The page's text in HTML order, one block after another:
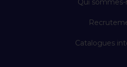
Qui sommes-
Catalogues